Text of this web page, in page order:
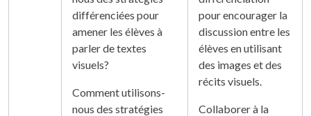
différenciées pour
amener les élèves à
parler de textes
visuels?
Comment utilisons-
nous des stratégies
pour encourager la
discussion entre les
élèves en utilisant
des images et des
récits visuels.
Collaborer à la